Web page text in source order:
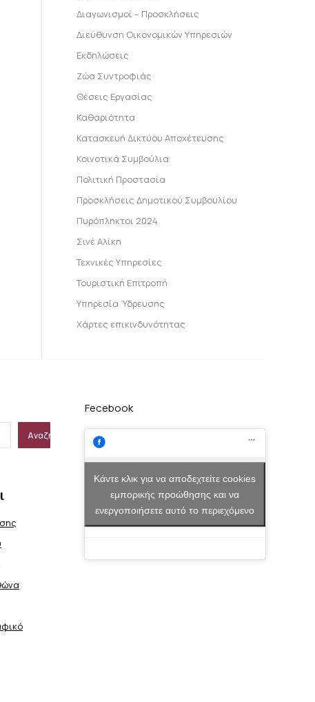
Διαγωνισμοί – Προσκλήσεις
Διεύθυνση Οικονομικών Υπηρεσιών
Εκδηλώσεις
Ζώα Συντροφιάς
Θέσεις Εργασίας
Καθαριότητα
Κατασκευή Δικτύου Αποχέτευσης
Κοινοτικά Συμβούλια
Πολιτική Προστασία
Προσκλήσεις Δημοτικού Συμβουλίου
Πυρόπληκτοι 2024
Σινέ Αλίκη
Τεχνικές Υπηρεσίες
Τουριστική Επιτροπή
Υπηρεσία Ύδρευσης
Χάρτες επικινδυνότητας
Αναζήτηση
Fecebook
Κάντε κλικ για να αποδεχτείτε cookies
εμπορικής προώθησης και να
ενεργοποιήσετε αυτό το περιεχόμενο